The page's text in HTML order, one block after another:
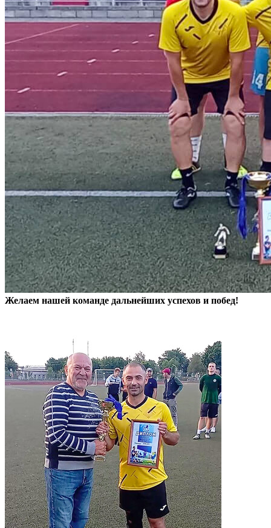
Желаем нашей команде дальнейших успехов и побед!